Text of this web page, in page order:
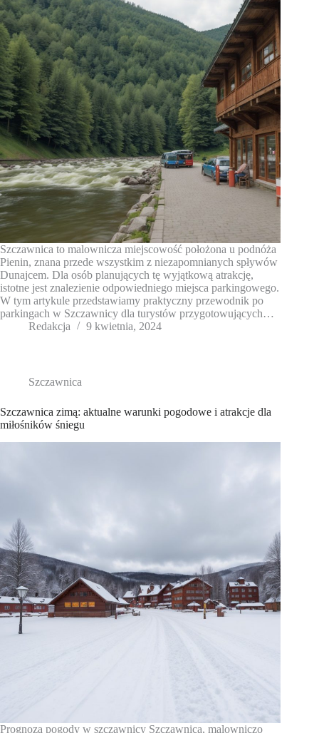
Szczawnica to malownicza miejscowość położona u podnóża
Pienin, znana przede wszystkim z niezapomnianych spływów
Dunajcem. Dla osób planujących tę wyjątkową atrakcję,
istotne jest znalezienie odpowiedniego miejsca parkingowego.
W tym artykule przedstawiamy praktyczny przewodnik po
parkingach w Szczawnicy dla turystów przygotowujących…
Redakcja
9 kwietnia, 2024
Szczawnica
Szczawnica zimą: aktualne warunki pogodowe i atrakcje dla
miłośników śniegu
Prognoza pogody w szczawnicy Szczawnica, malowniczo